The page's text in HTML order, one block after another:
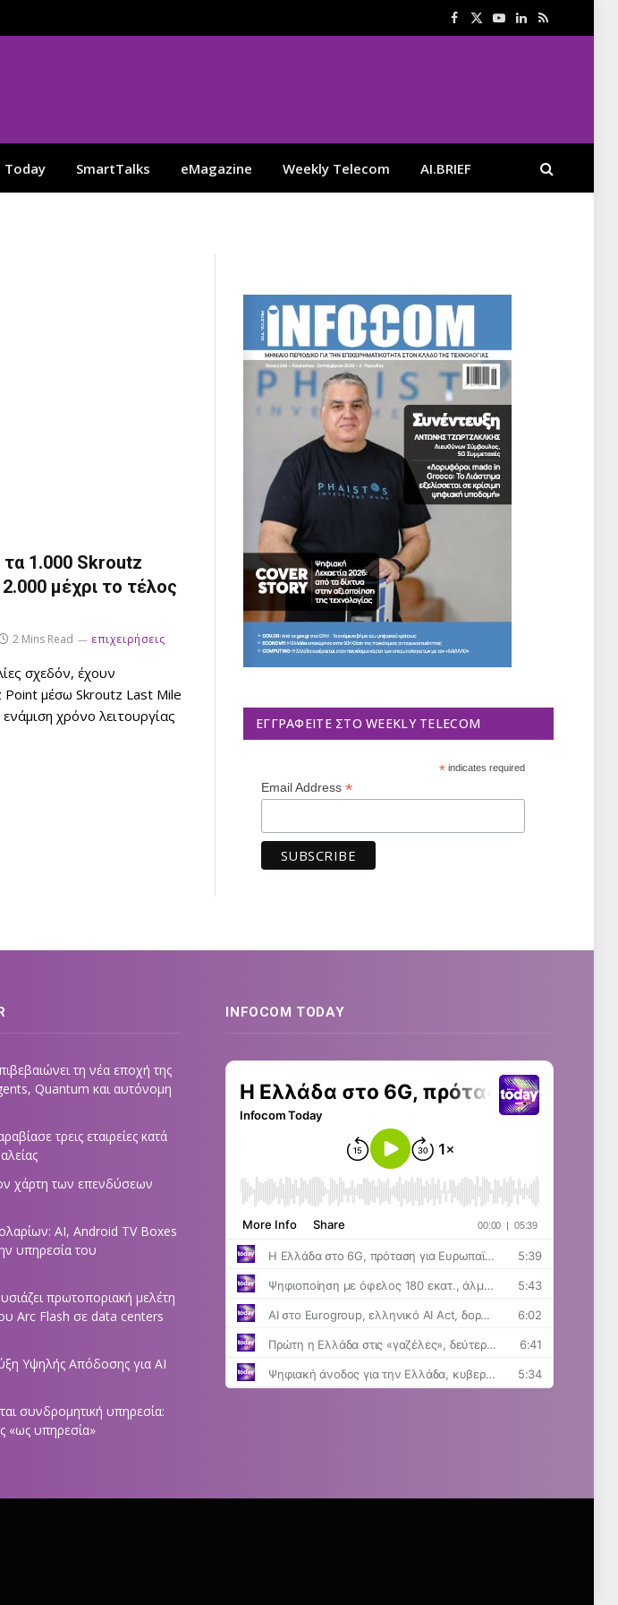
Facebook
X
YouTube
LinkedIn
RSS
Today SmartTalks eMagazine Weekly Telecom AI.BRIEF
1.000 Skroutz
μέχρι το τέλος
2 Mins Read επιχειρήσεις
σχεδόν, έχουν
Point μέσω Skroutz Last Mile
χρόνο λειτουργίας
ΕΓΓΡΑΦΕΊΤΕ ΣΤΟ WEEKLY TELECOM
*indicates required
Email Address *
τη νέα εποχή της
Quantum και αυτόνομη
τρεις εταιρείες κατά
χάρτη των επενδύσεων
AI, Android TV Boxes
υπηρεσία του
πρωτοποριακή μελέτη
Arc Flash σε data centers
Υψηλής Απόδοσης για AI
συνδρομητική υπηρεσία:
«ως υπηρεσία»
INFOCOM TODAY